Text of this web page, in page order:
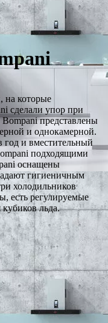
на которые
сделали упор при
представлены
и однокамерной.
год и вместительный
подходящими
оснащены
гигиеничным
холодильников
есть регулируемые
льда.